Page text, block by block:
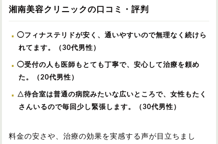
湘南美容クリニックの口コミ・評判
◯フィナステリドが安く、通いやすいので無理なく続けら
れてます。（30代男性）
◯受付の人も医師もとても丁寧で、安心して治療を頼め
た。（20代男性）
△待合室は普通の病院みたいな広いところで、女性もたく
さんいるので毎回少し緊張します。（30代男性）
料金の安さや、治療の効果を実感する声が目立ちまし